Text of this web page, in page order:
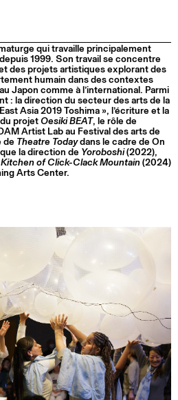
qui travaille principalement
1999. Son travail se concentre
des projets artistiques explorant des
humain dans des contextes
Japon comme à l’international. Parmi
: la direction du secteur des arts de la
Asia 2019 Toshima », l’écriture et la
projet Oesiki BEAT, le rôle de
Artist Lab au Festival des arts de
de Theatre Todaydans le cadre de On
la direction de Yoroboshi(2022),
Kitchen of Click-Clack Mountain (2024)
Arts Center.